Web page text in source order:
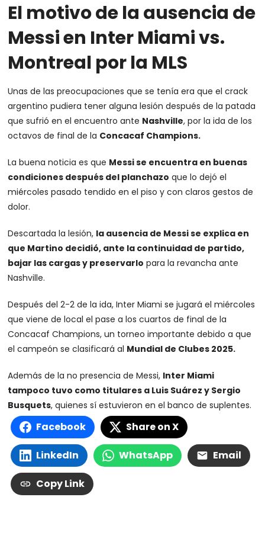
El motivo de la ausencia de
Messi en Inter Miami vs.
Montreal por la MLS
Unas de las preocupaciones que se tenía era que el crack
argentino pudiera tener alguna lesión después de la patada
que sufrió en el encuentro ante Nashville, por la ida de los
octavos de final de la Concacaf Champions.
La buena noticia es que Messi se encuentra en buenas
condiciones después del planchazo que lo dejó el
miércoles pasado tendido en el piso y con claros gestos de
dolor.
Descartada la lesión, la ausencia de Messi se explica en
que Martino decidió, ante la continuidad de partido,
bajar las cargas y preservarlo para la revancha ante
Nashville.
Después del 2-2 de la ida, Inter Miami se jugará el miércoles
que viene de local el pase a los cuartos de final de la
Concacaf Champions, un torneo importante debido a que
el campeón se clasificará al Mundial de Clubes 2025.
Además de la no presencia de Messi, Inter Miami
tampoco tuvo como titulares a Luis Suárez y Sergio
Busquets, quienes sí estuvieron en el banco de suplentes.
Facebook Share on X
LinkedIn WhatsApp Email
Copy Link